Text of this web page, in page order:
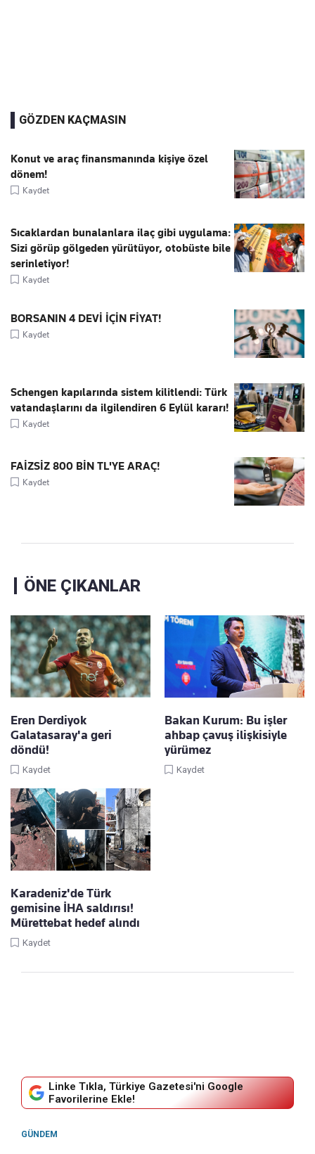
GÖZDEN KAÇMASIN
Konut ve araç finansmanında kişiye özel
dönem!
Kaydet
Sıcaklardan bunalanlara ilaç gibi uygulama:
Sizi görüp gölgeden yürütüyor, otobüste bile
serinletiyor!
Kaydet
BORSANIN 4 DEVİ İÇİN FİYAT!
Kaydet
Schengen kapılarında sistem kilitlendi: Türk
vatandaşlarını da ilgilendiren 6 Eylül kararı!
Kaydet
FAİZSİZ 800 BİN TL'YE ARAÇ!
Kaydet
ÖNE ÇIKANLAR
Eren Derdiyok
Galatasaray'a geri
döndü!
Kaydet
Bakan Kurum: Bu işler
ahbap çavuş ilişkisiyle
yürümez
Kaydet
Karadeniz'de Türk
gemisine İHA saldırısı!
Mürettebat hedef alındı
Kaydet
Linke Tıkla, Türkiye Gazetesi'ni Google
Favorilerine Ekle!
GÜNDEM